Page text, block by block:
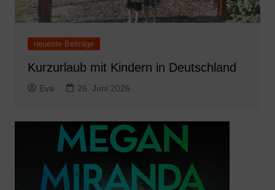
neueste Beiträge
Kurzurlaub mit Kindern in Deutschland
Eva 26. Juni 2026